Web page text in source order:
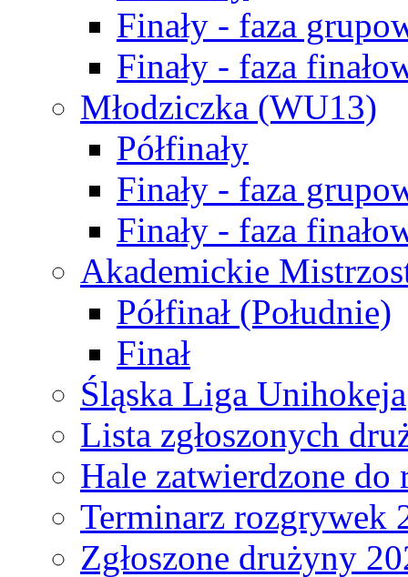
Finały - faza
Finały - faza
Młodziczka (WU13)
Półfinały
Finały - faza
Finały - faza
Akademickie
Półfinał (Południe)
Finał
Śląska Liga Unihokeja
Lista zgłoszonych
Hale zatwierdzone do
Terminarz rozgrywek
Zgłoszone drużyny